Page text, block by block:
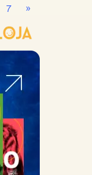
7 »